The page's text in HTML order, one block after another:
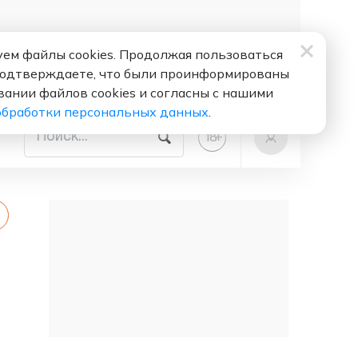
18+
файлы cookies. Продолжая пользоваться
что были проинформированы
файлов cookies и согласны с нашими
персональных данных.